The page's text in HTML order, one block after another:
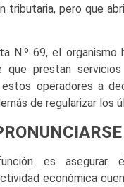
tributaria, pero que
N.º 69, el
que prestan
operadores a
de regularizar los
es asegurar
económica